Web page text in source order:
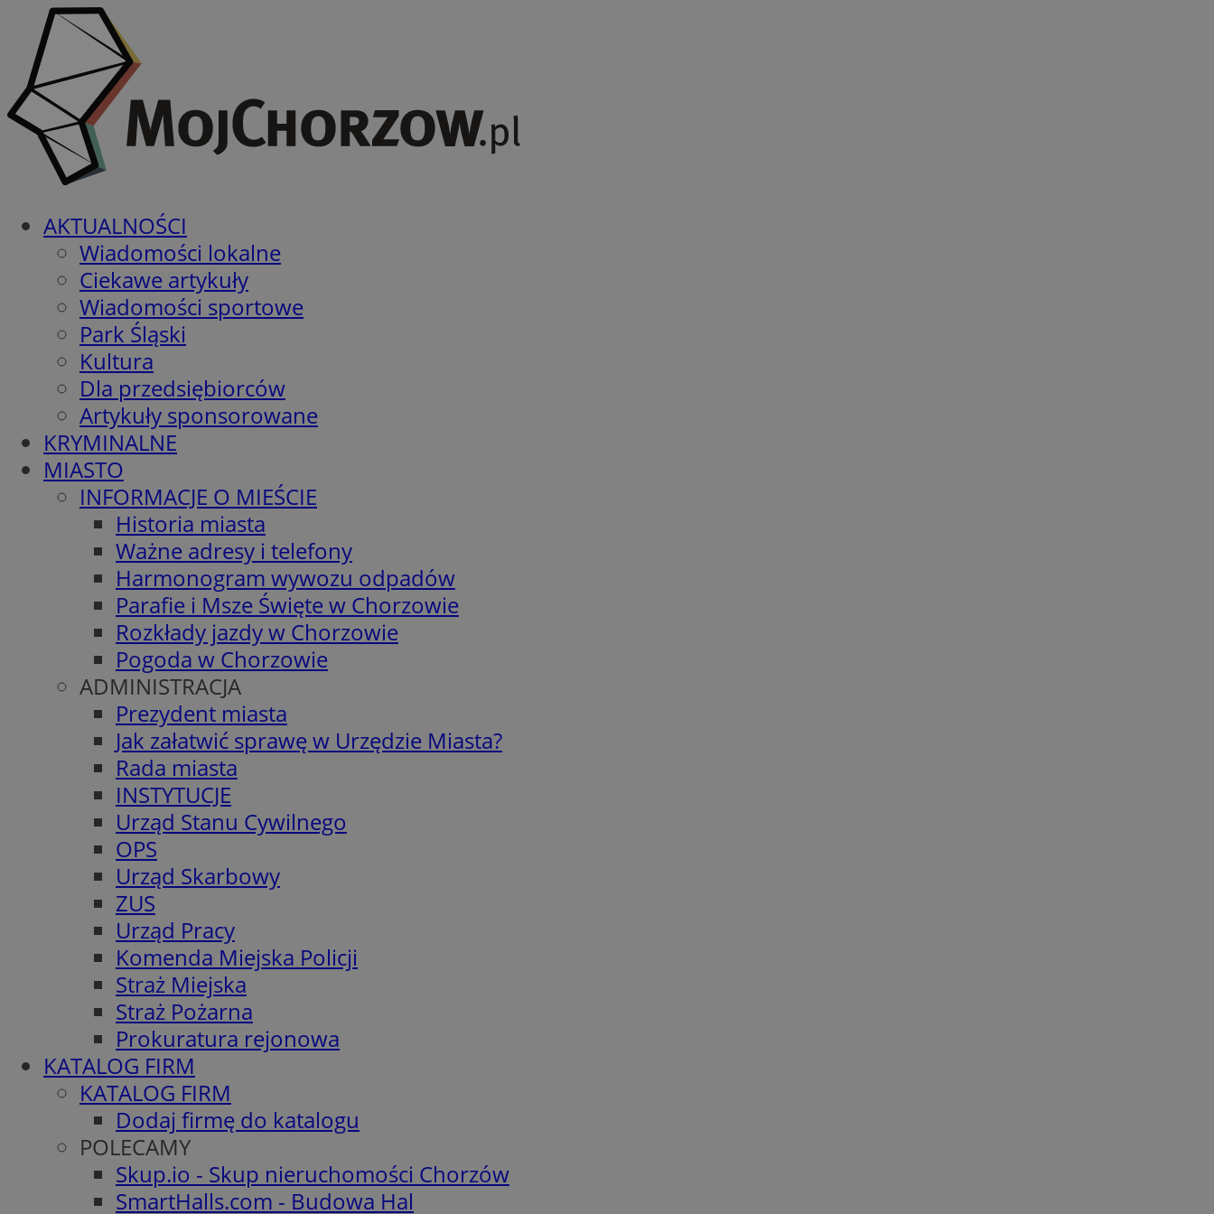
AKTUALNOŚCI
Wiadomości lokalne
Ciekawe artykuły
Wiadomości sportowe
Park Śląski
Kultura
Dla przedsiębiorców
Artykuły sponsorowane
KRYMINALNE
MIASTO
INFORMACJE O MIEŚCIE
Historia miasta
Ważne adresy i telefony
Harmonogram wywozu odpadów
Parafie i Msze Święte w Chorzowie
Rozkłady jazdy w Chorzowie
Pogoda w Chorzowie
ADMINISTRACJA
Prezydent miasta
Jak załatwić sprawę w Urzędzie Miasta?
Rada miasta
INSTYTUCJE
Urząd Stanu Cywilnego
OPS
Urząd Skarbowy
ZUS
Urząd Pracy
Komenda Miejska Policji
Straż Miejska
Straż Pożarna
Prokuratura rejonowa
KATALOG FIRM
KATALOG FIRM
Dodaj firmę do katalogu
POLECAMY
Skup.io - Skup nieruchomości Chorzów
SmartHalls.com - Budowa Hal